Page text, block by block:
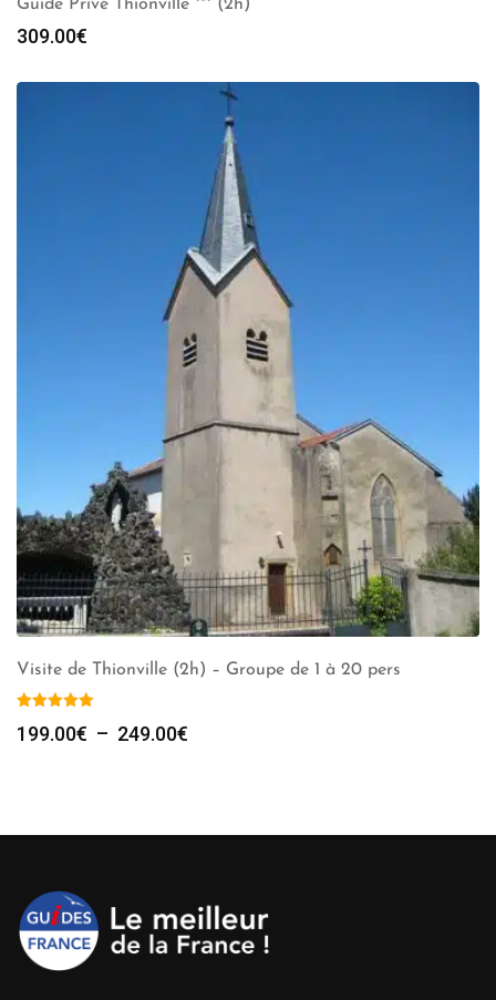
Guide Privé Thionville *** (2h)
309.00€
Visite de Thionville (2h) – Groupe de 1 à 20 pers
199.00€ – 249.00€
à